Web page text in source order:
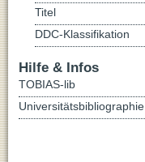
Titel
DDC-Klassifikation
Hilfe & Infos
TOBIAS-lib
Universitätsbibliographie